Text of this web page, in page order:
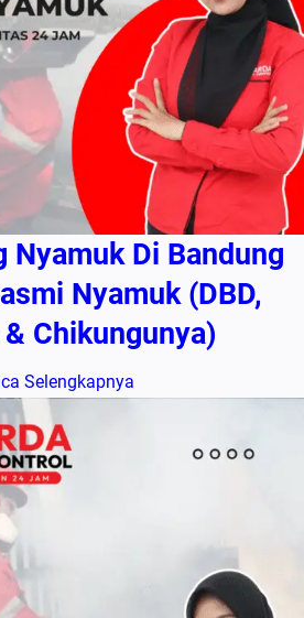
Nyamuk Di Bandung
Nyamuk (DBD,
Chikungunya)
Selengkapnya